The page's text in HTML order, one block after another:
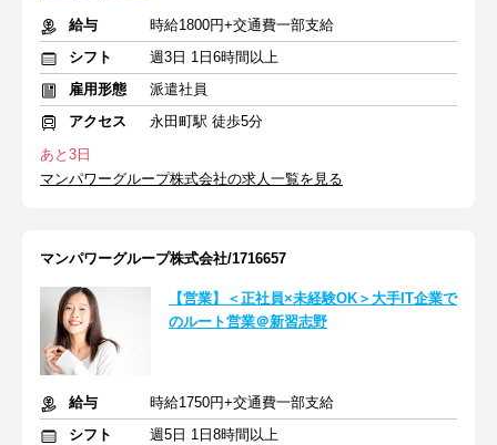
給与
時給1800円+交通費一部支給
シフト
週3日 1日6時間以上
雇用形態
派遣社員
アクセス
永田町駅 徒歩5分
あと3日
マンパワーグループ株式会社の求人一覧を見る
マンパワーグループ株式会社/1716657
【営業】＜正社員×未経験OK＞大手IT企業で
のルート営業＠新習志野
給与
時給1750円+交通費一部支給
シフト
週5日 1日8時間以上